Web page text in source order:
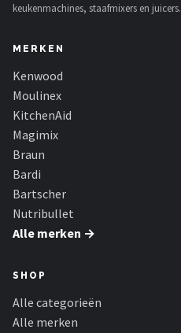
Philips
Alle merken →
keukenmachines, staafmixers en juicers.
MERKEN
Kenwood
Moulinex
KitchenAid
Magimix
Braun
Bardi
Bartscher
Nutribullet
Alle merken →
SHOP
Alle categorieën
Alle merken